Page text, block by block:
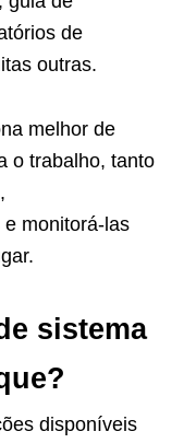
de
outras.
melhor de
o trabalho, tanto
monitorá-las
sistema
disponíveis